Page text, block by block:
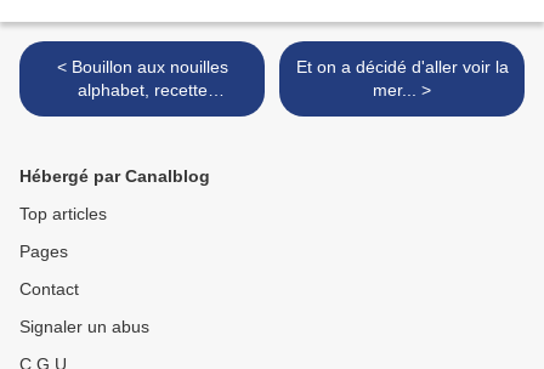
< Bouillon aux nouilles
alphabet, recette
simplissime pour retour en
Et on a décidé d'aller voir la
mer... >
Hébergé par Canalblog
Top articles
Pages
Contact
Signaler un abus
C.G.U.